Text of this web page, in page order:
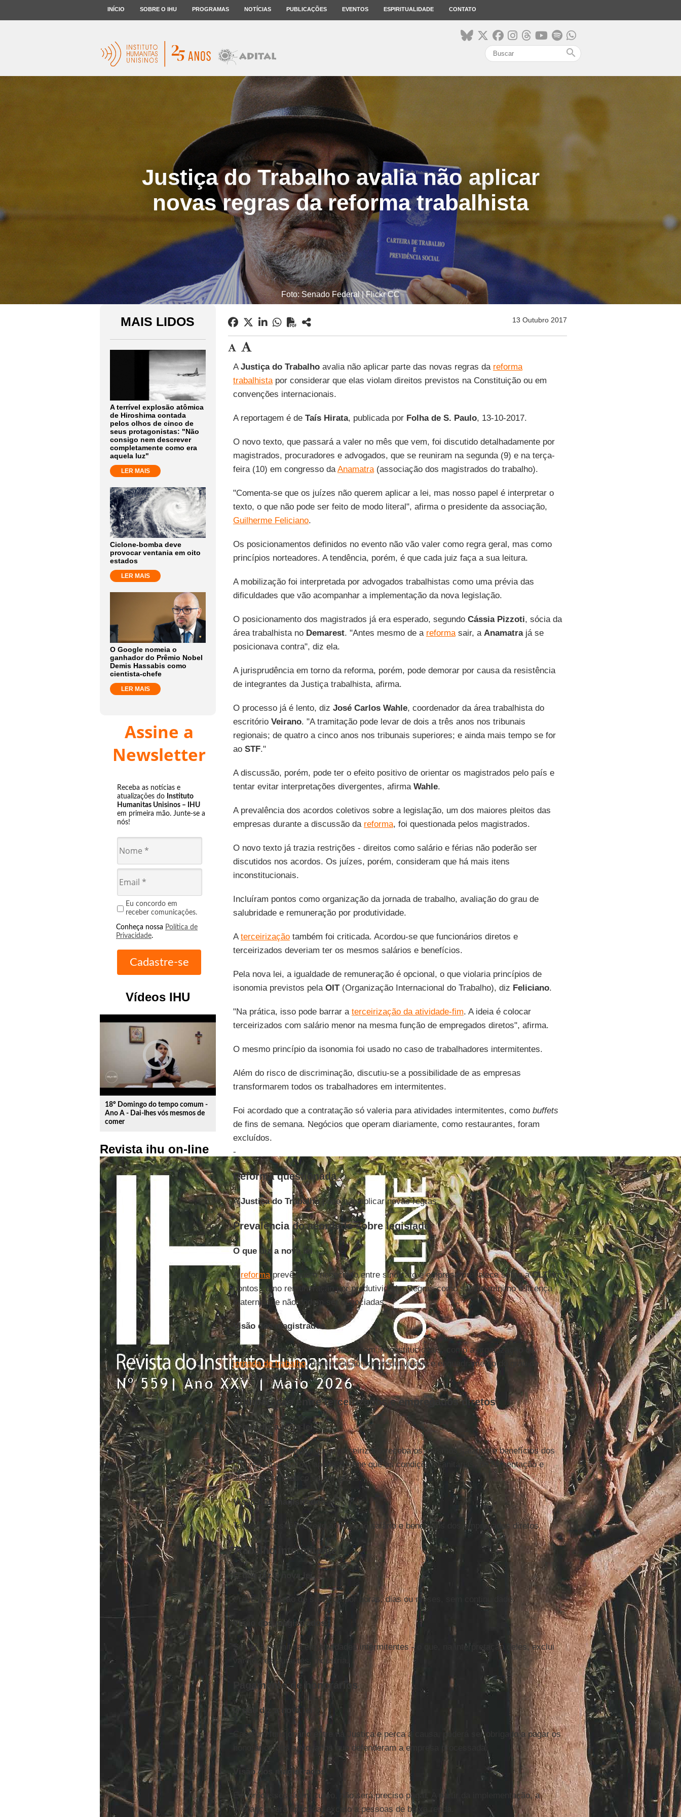
INÍCIO SOBRE O IHU PROGRAMAS NOTÍCIAS PUBLICAÇÕES EVENTOS ESPIRITUALIDADE CONTATO
search
Justiça do Trabalho avalia não aplicar
novas regras da reforma trabalhista
Foto: Senado Federal | Flickr CC
MAIS LIDOS
A terrível explosão atômica
de Hiroshima contada
pelos olhos de cinco de
seus protagonistas: "Não
consigo nem descrever
completamente como era
aquela luz"
LER MAIS
Ciclone-bomba deve
provocar ventania em oito
estados
LER MAIS
O Google nomeia o
ganhador do Prêmio Nobel
Demis Hassabis como
cientista-chefe
LER MAIS
Assine a
Newsletter
Receba as notícias e
atualizações do Instituto
Humanitas Unisinos – IHU
em primeira mão. Junte-se a
nós!
Eu concordo em
receber comunicações.
Conheça nossa Política de
Privacidade.
Vídeos IHU
play_circle_outline
18º Domingo do tempo comum -
Ano A - Dai-lhes vós mesmos de
comer
Revista ihu on-line
13 Outubro 2017
AJustiça do Trabalhoavalia não aplicar parte das novas regras da reforma
trabalhistapor considerar que elas violam direitos previstos na Constituição ou em
convenções internacionais.
A reportagem é de Taís Hirata, publicada por Folha de S. Paulo, 13-10-2017.
O novo texto, que passará a valer no mês que vem, foi discutido detalhadamente por
magistrados, procuradores e advogados, que se reuniram na segunda (9) e na terça-
feira (10) em congresso daAnamatra(associação dos magistrados do trabalho).
"Comenta-se que os juízes não querem aplicar a lei, mas nosso papel é interpretar o
texto, o que não pode ser feito de modo literal", afirma o presidente da associação,
Guilherme Feliciano.
Os posicionamentos definidos no evento não vão valer como regra geral, mas como
princípios norteadores. A tendência, porém, é que cada juiz faça a sua leitura.
A mobilização foi interpretada por advogados trabalhistas como uma prévia das
dificuldades que vão acompanhar a implementação da nova legislação.
O posicionamento dos magistrados já era esperado, segundo Cássia Pizzoti, sócia da
área trabalhista no Demarest. "Antes mesmo de a reformasair, a Anamatrajá se
posicionava contra", diz ela.
A jurisprudência em torno da reforma, porém, pode demorar por causa da resistência
de integrantes da Justiça trabalhista, afirma.
O processo já é lento, diz José Carlos Wahle, coordenador da área trabalhista do
escritório Veirano. "A tramitação pode levar de dois a três anos nos tribunais
regionais; de quatro a cinco anos nos tribunais superiores; e ainda mais tempo se for
ao STF."
A discussão, porém, pode ter o efeito positivo de orientar os magistrados pelo país e
tentar evitar interpretações divergentes, afirma Wahle.
A prevalência dos acordos coletivos sobre a legislação, um dos maiores pleitos das
empresas durante a discussão da reforma, foi questionada pelos magistrados.
O novo texto já trazia restrições - direitos como salário e férias não poderão ser
discutidos nos acordos. Os juízes, porém, consideram que há mais itens
inconstitucionais.
Incluíram pontos como organização da jornada de trabalho, avaliação do grau de
salubridade e remuneração por produtividade.
Aterceirizaçãotambém foi criticada. Acordou-se que funcionários diretos e
terceirizados deveriam ter os mesmos salários e benefícios.
Pela nova lei, a igualdade de remuneração é opcional, o que violaria princípios de
isonomia previstos pela OIT(Organização Internacional do Trabalho), diz Feliciano.
"Na prática, isso pode barrar a terceirização da atividade-fim. A ideia é colocar
terceirizados com salário menor na mesma função de empregados diretos", afirma.
O mesmo princípio da isonomia foi usado no caso de trabalhadores intermitentes.
Além do risco de discriminação, discutiu-se a possibilidade de as empresas
transformarem todos os trabalhadores em intermitentes.
Foi acordado que a contratação só valeria para atividades intermitentes, como buffets
de fins de semana. Negócios que operam diariamente, como restaurantes, foram
excluídos.
-
Reforma questionada
AJustiça do Trabalhopode não aplicar novas regras.
Prevalência do acordado sobre legislado
O que diz a nova lei
A reformaprevê que o negociado entre sindicato e empresa prevalece sobre aCLTem
pontos como remuneração por produtividade. Regras como salário mínimo e licença
maternidade não podem ser negociadas.
Visão dos magistrados
Alguns pontos previstos na lei seriam inconstitucionais, como a organização da
jornada de trabalho, remuneração por produtividade e enquadramento do grau de
insalubridade.
Equiparação entre terceirizados e empregados diretos
O que diz a nova lei
A reforma não obriga que o terceirizado receba os mesmos salários e benefícios dos
empregados diretos, apenas define que as condições sanitárias, de alimentação e
atendimento médico sejam iguais.
Visão dos magistrados
Terceirizados têm direito ao mesmo salário e benefícios dos empregados diretos.
Trabalho intermitente
O que diz a nova lei
Prevê prestação de serviços por horas, dias ou meses, sem continuidade.
Visão dos magistrados
Só seria permitida em atividades intermitentes - o que, na interpretação deles, exclui
varejo, restaurantes, indústria.
Pagamento de honorários
O que diz a nova lei
Caso um funcionário entre na Justiça e perca a causa, poderá ser obrigado a pagar os
honorários dos advogados que defenderam a empresa processada.
Visão dos magistrados
Em processos já em curso, não será preciso pagar. A partir da implementação, a
cobrança será aplicada, exceto a pessoas de baixa renda.